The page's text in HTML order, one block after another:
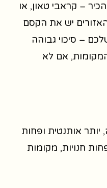
– קראבי טאון, או
יש את הקסם
– סיכוי גבוהה
אם לא
אותנטית ופחות
חנויות, מקומות